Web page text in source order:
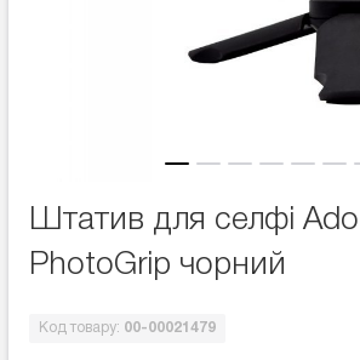
Штатив для селфі
PhotoGrip чорний
Код товару: 00-00021479